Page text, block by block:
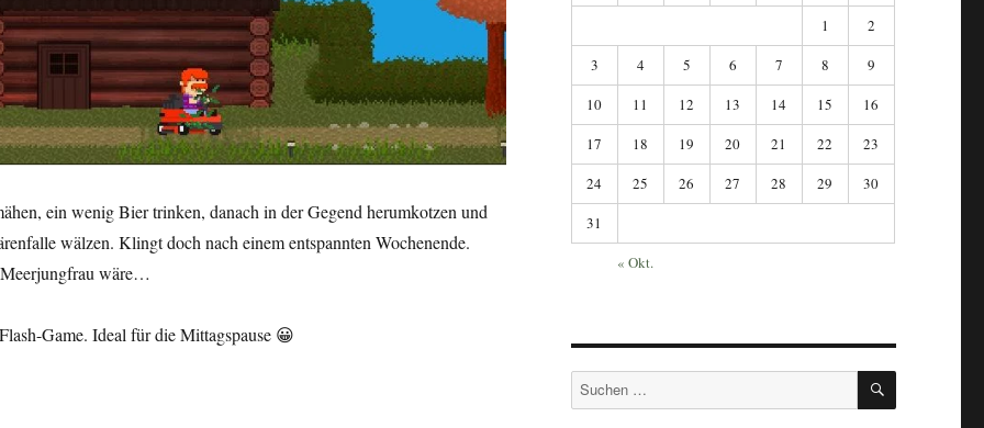
ein wenig Bier trinken, danach in der Gegend herumkotzen und
wälzen. Klingt doch nach einem entspannten Wochenende.
wäre…
Game. Ideal für die Mittagspause 😀
1
2
3
4 5 6 7 8
9
10
11 12 13 14 15
16
17
18 19 20 21 22
23
24
25 26 27 28 29
30
31
« Okt.
Suchen
nach:
SUCHEN